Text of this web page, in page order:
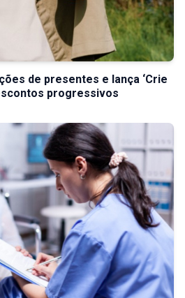
de presentes e lança ‘Crie
progressivos